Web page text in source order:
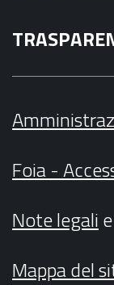
Foia -
Note legalie
Mappa del